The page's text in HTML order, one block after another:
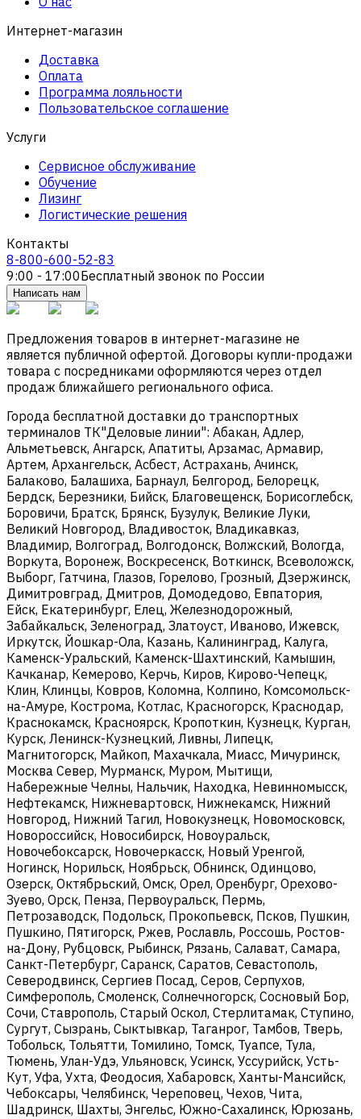
Интернет-магазин
Доставка
Оплата
Программа лояльности
Пользовательское соглашение
Услуги
Сервисное обслуживание
Обучение
Лизинг
Логистические решения
Контакты
8-800-600-52-83
9:00 - 17:00Бесплатный звонок по России
Написать нам
Предложения товаров в интернет-магазине не
является публичной офертой. Договоры купли-продажи
товара с посредниками оформляются через отдел
продаж ближайшего регионального офиса.
Города бесплатной доставки до транспортных
терминалов ТК"Деловые линии": Абакан, Адлер,
Альметьевск, Ангарск, Апатиты, Арзамас, Армавир,
Артем, Архангельск, Асбест, Астрахань, Ачинск,
Балаково, Балашиха, Барнаул, Белгород, Белорецк,
Бердск, Березники, Бийск, Благовещенск, Борисоглебск,
Боровичи, Братск, Брянск, Бузулук, Великие Луки,
Великий Новгород, Владивосток, Владикавказ,
Владимир, Волгоград, Волгодонск, Волжский, Вологда,
Воркута, Воронеж, Воскресенск, Воткинск, Всеволожск,
Выборг, Гатчина, Глазов, Горелово, Грозный, Дзержинск,
Димитровград, Дмитров, Домодедово, Евпатория,
Ейск, Екатеринбург, Елец, Железнодорожный,
Забайкальск, Зеленоград, Златоуст, Иваново, Ижевск,
Иркутск, Йошкар-Ола, Казань, Калининград, Калуга,
Каменск-Уральский, Каменск-Шахтинский, Камышин,
Качканар, Кемерово, Керчь, Киров, Кирово-Чепецк,
Клин, Клинцы, Ковров, Коломна, Колпино, Комсомольск-
на-Амуре, Кострома, Котлас, Красногорск, Краснодар,
Краснокамск, Красноярск, Кропоткин, Кузнецк, Курган,
Курск, Ленинск-Кузнецкий, Ливны, Липецк,
Магнитогорск, Майкоп, Махачкала, Миасс, Мичуринск,
Москва Север, Мурманск, Муром, Мытищи,
Набережные Челны, Нальчик, Находка, Невинномысск,
Нефтекамск, Нижневартовск, Нижнекамск, Нижний
Новгород, Нижний Тагил, Новокузнецк, Новомосковск,
Новороссийск, Новосибирск, Новоуральск,
Новочебоксарск, Новочеркасск, Новый Уренгой,
Ногинск, Норильск, Ноябрьск, Обнинск, Одинцово,
Озерск, Октябрьский, Омск, Орел, Оренбург, Орехово-
Зуево, Орск, Пенза, Первоуральск, Пермь,
Петрозаводск, Подольск, Прокопьевск, Псков, Пушкин,
Пушкино, Пятигорск, Ржев, Рославль, Россошь, Ростов-
на-Дону, Рубцовск, Рыбинск, Рязань, Салават, Самара,
Санкт-Петербург, Саранск, Саратов, Севастополь,
Северодвинск, Сергиев Посад, Серов, Серпухов,
Симферополь, Смоленск, Солнечногорск, Сосновый Бор,
Сочи, Ставрополь, Старый Оскол, Стерлитамак, Ступино,
Сургут, Сызрань, Сыктывкар, Таганрог, Тамбов, Тверь,
Тобольск, Тольятти, Томилино, Томск, Туапсе, Тула,
Тюмень, Улан-Удэ, Ульяновск, Усинск, Уссурийск, Усть-
Кут, Уфа, Ухта, Феодосия, Хабаровск, Ханты-Мансийск,
Чебоксары, Челябинск, Череповец, Чехов, Чита,
Шадринск, Шахты, Энгельс, Южно-Сахалинск, Юрюзань,